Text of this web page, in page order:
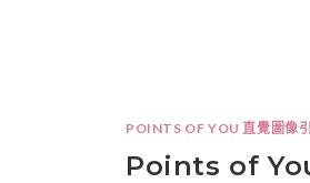
POINTS OF YOU 直覺圖像
Points of